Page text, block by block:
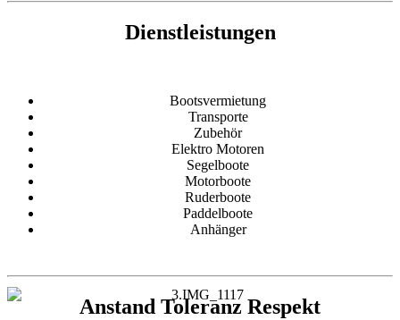
Dienstleistungen
Bootsvermietung
Transporte
Zubehör
Elektro Motoren
Segelboote
Motorboote
Ruderboote
Paddelboote
Anhänger
Anstand Toleranz Respekt